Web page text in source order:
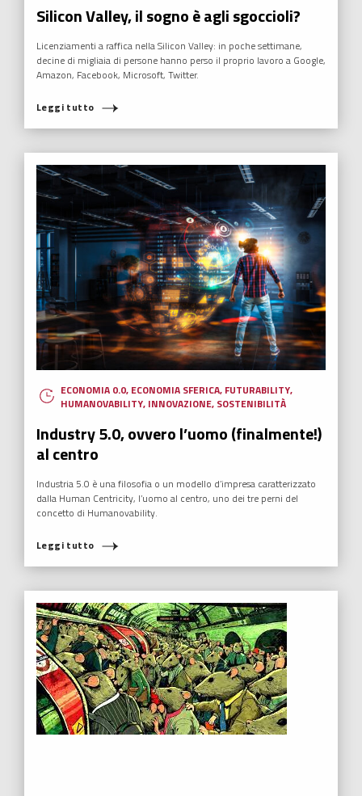
Silicon Valley, il sogno è agli sgoccioli?
Licenziamenti a raffica nella Silicon Valley: in poche settimane,
decine di migliaia di persone hanno perso il proprio lavoro a Google,
Amazon, Facebook, Microsoft, Twitter.
Leggi tutto
ECONOMIA 0.0, ECONOMIA SFERICA, FUTURABILITY,
HUMANOVABILITY, INNOVAZIONE, SOSTENIBILITÀ
Industry 5.0, ovvero l’uomo (finalmente!)
al centro
Industria 5.0 è una filosofia o un modello d’impresa caratterizzato
dalla Human Centricity, l’uomo al centro, uno dei tre perni del
concetto di Humanovability.
Leggi tutto